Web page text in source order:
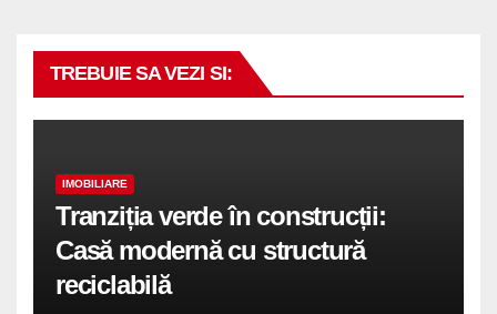
TREBUIE SA VEZI SI:
IMOBILIARE
Tranziția verde în construcții:
Casă modernă cu structură
reciclabilă